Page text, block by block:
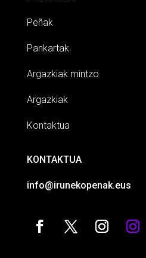
Peñak
Pankartak
Argazkiak mintzo
Argazkiak
Kontaktua
KONTAKTUA
info@irunekopenak.eus